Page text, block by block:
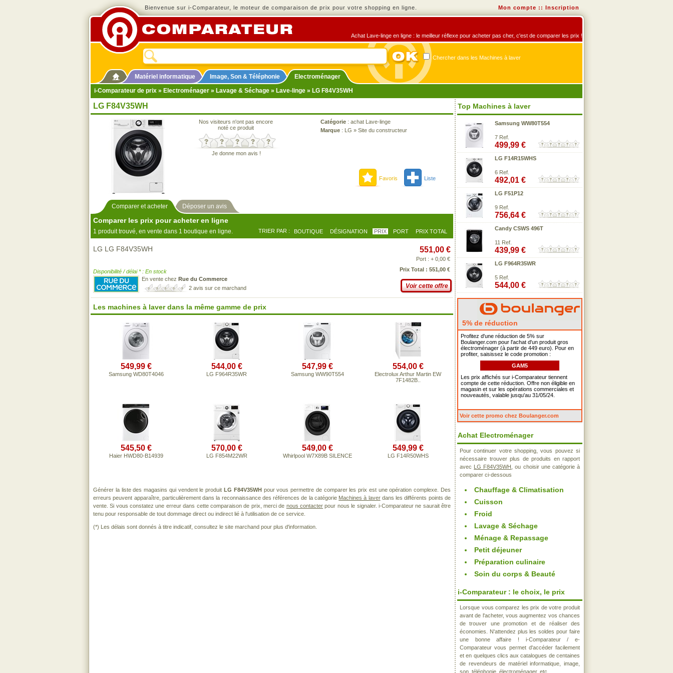
Bienvenue sur i-Comparateur, le moteur de comparaison de prix pour votre shopping en ligne. Mon compte :: Inscription
Achat Lave-linge en ligne : le meilleur réflexe pour acheter pas cher, c'est de comparer les prix !
Chercher dans les Machines à laver
Matériel informatique Image, Son & Téléphonie
Electroménager
i-Comparateur de prix » Electroménager » Lavage & Séchage » Lave-linge » LG F84V35WH
LG F84V35WH
Nos visiteurs n'ont pas encore
noté ce produit
Je donne mon avis !
Catégorie : achat Lave-linge
Marque : LG » Site du constructeur
Favoris Liste
Comparer et acheter Déposer un avis
Comparer les prix pour acheter en ligne
1 produit trouvé, en vente dans 1 boutique en ligne. TRIER PAR : BOUTIQUE DÉSIGNATION PRIX PORT PRIX TOTAL
LG LG F84V35WH
Disponibilité / délai * : En stock
En vente chez Rue du Commerce
2 avis sur ce marchand
551,00 €
Port : + 0,00 €
Prix Total : 551,00 €
Voir cette offre
Les machines à laver dans la même gamme de prix
549,99 €
Samsung WD80T4046
544,00 €
LG F964R35WR
547,99 €
Samsung WW90T554
554,00 €
Electrolux Arthur Martin EW
7F1482B..
545,50 €
Haier HWD80-B14939
570,00 €
LG F854M22WR
549,00 €
Whirlpool W7X89B SILENCE
549,99 €
LG F14R50WHS
Générer la liste des magasins qui vendent le produit LG F84V35WHpour vous permettre de comparer les prix est une opération complexe. Des
erreurs peuvent apparaître, particulièrement dans la reconnaissance des références de la catégorie Machines à laverdans les différents points de
vente. Si vous constatez une erreur dans cette comparaison de prix, merci de nous contacter pour nous le signaler. i-Comparateur ne saurait être
tenu pour responsable de tout dommage direct ou indirect lié à l'utilisation de ce service.
(*) Les délais sont donnés à titre indicatif, consultez le site marchand pour plus d'information.
Top Machines à laver
Samsung WW80T554
7 Ref.
499,99 €
LG F14R15WHS
6 Ref.
492,01 €
LG F51P12
9 Ref.
756,64 €
Candy CSWS 496T
11 Ref.
439,99 €
LG F964R35WR
5 Ref.
544,00 €
5% de réduction
Profitez d'une réduction de 5% sur
Boulanger.com pour l'achat d'un produit gros
électroménager (à partir de 449 euro). Pour en
profiter, saisissez le code promotion :
GAM5
Les prix affichés sur i-Comparateur tiennent
compte de cette réduction. Offre non éligible en
magasin et sur les opérations commerciales et
nouveautés, valable jusqu'au 31/05/24.
Voir cette promo chez Boulanger.com
Achat Electroménager
Pour continuer votre shopping, vous pouvez si
nécessaire trouver plus de produits en rapport
avec LG F84V35WH
, ou choisir une catégorie à
comparer ci-dessous
Chauffage & Climatisation
Cuisson
Froid
Lavage & Séchage
Ménage & Repassage
Petit déjeuner
Préparation culinaire
Soin du corps & Beauté
i-Comparateur : le choix, le prix
Lorsque vous comparez les prix de votre produit
avant de l'acheter, vous augmentez vos chances
de trouver une promotion et de réaliser des
économies. N'attendez plus les soldes pour faire
une bonne affaire ! i-Comparateur / e-
Comparateur vous permet d'accéder facilement
et en quelques clics aux catalogues de centaines
de revendeurs de matériel informatique, image,
son, téléphonie, électroménager, etc..